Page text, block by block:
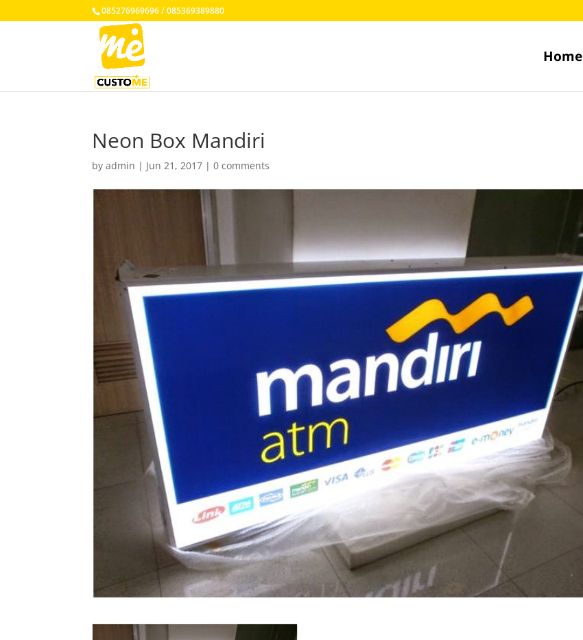
085276969696 / 085369389880
Home
Neon Box Mandiri
byadmin | Jun 21, 2017 |0 comments